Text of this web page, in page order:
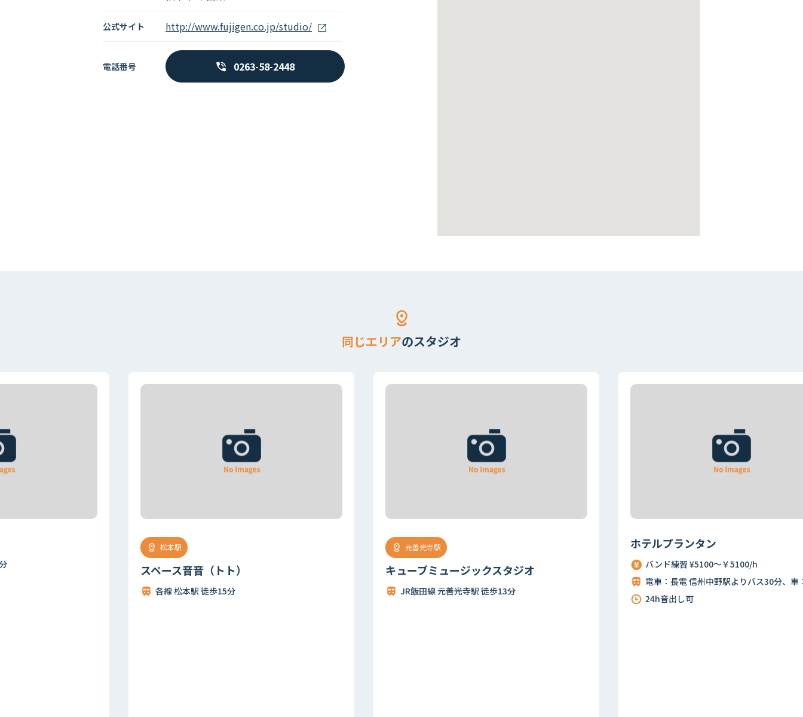
公式サイト http://www.fujigen.co.jp/studio/
電話番号 0263-58-2448
同じエリアのスタジオ
スペース音音（トト）
各線 松本駅 徒歩15分
キューブミュージックスタジオ
JR飯田線 元善光寺駅 徒歩13分
ホテルプランタン
バンド練習 ¥5100～￥5100/h
電車：長電 信州中野駅よりバス30分、車：上信越自動車道 信州中野ICより20分
24h音出し可